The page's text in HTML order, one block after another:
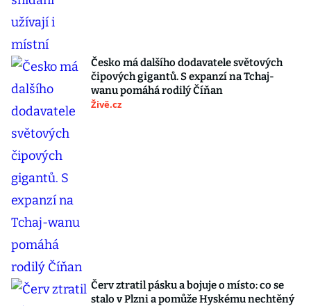
Česko má dalšího dodavatele světových
čipových gigantů. S expanzí na Tchaj-
wanu pomáhá rodilý Číňan
Živě.cz
Červ ztratil pásku a bojuje o místo: co se
stalo v Plzni a pomůže Hyskému nechtěný